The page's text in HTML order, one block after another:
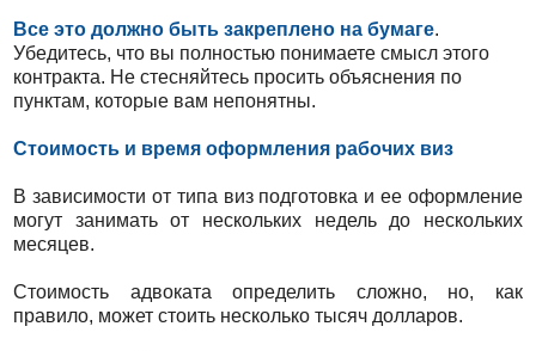
Все это должно быть закреплено на бумаге.
Убедитесь, что вы полностью понимаете смысл этого
контракта. Не стесняйтесь просить объяснения по
пунктам, которые вам непонятны.
Стоимость и время оформления рабочих виз
В зависимости от типа виз подготовка и ее оформление
могут занимать от нескольких недель до нескольких
месяцев.
Стоимость адвоката определить сложно, но, как
правило, может стоить несколько тысяч долларов.